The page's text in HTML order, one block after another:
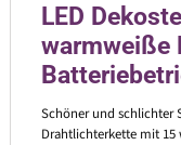
LED
warmweiße
Schöner und schlichter
Drahtlichterkette mit 15